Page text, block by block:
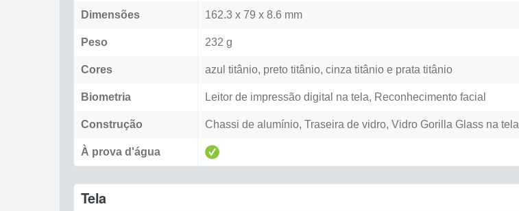
Dimensões 162.3 x 79 x 8.6 mm
Peso 232 g
Cores azul titânio, preto titânio, cinza titânio e prata titânio
Biometria Leitor de impressão digital na tela, Reconhecimento facial
Construção Chassi de alumínio, Traseira de vidro, Vidro Gorilla Glass na tela
À prova d'água
Tela